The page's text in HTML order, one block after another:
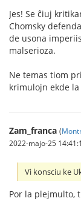
Jes! Se ĉiuj
Chomsky
de usona
malserioza.
Ne temas tiom
krimulojn ekde
Zam_franca (
2022-majo-25
Vi konsciu ke
Por la plejmulto,